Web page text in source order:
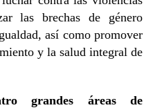
las brechas de género
así como promover
y la salud integral de
grandes áreas de